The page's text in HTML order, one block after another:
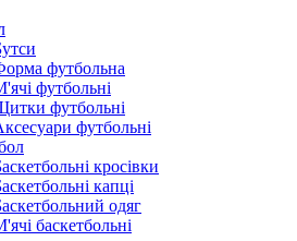
футбольна
футбольні
футбольні
футбольні
кросівки
капці
одяг
баскетбольні